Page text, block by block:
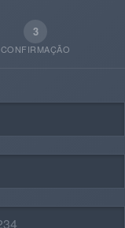
3
CONFIRMAÇÃO